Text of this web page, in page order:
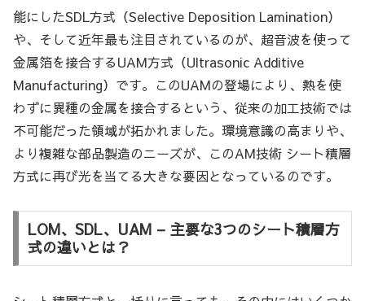
能にしたSDL方式（Selective Deposition Lamination）
や、そして近年最も注目されているのが、超音波を使って
金属箔を接合するUAM方式（Ultrasonic Additive
Manufacturing）です。このUAMの登場により、熱を使
わずに異種の金属を接合するという、従来の加工技術では
不可能だった領域が拓かれました。環境意識の高まりや、
より複雑な部品製造のニーズが、このAM技術 シート積層
方式に再び光を当てる大きな要因となっているのです。
LOM、SDL、UAM – 主要な3つのシート積層方
式の違いとは？